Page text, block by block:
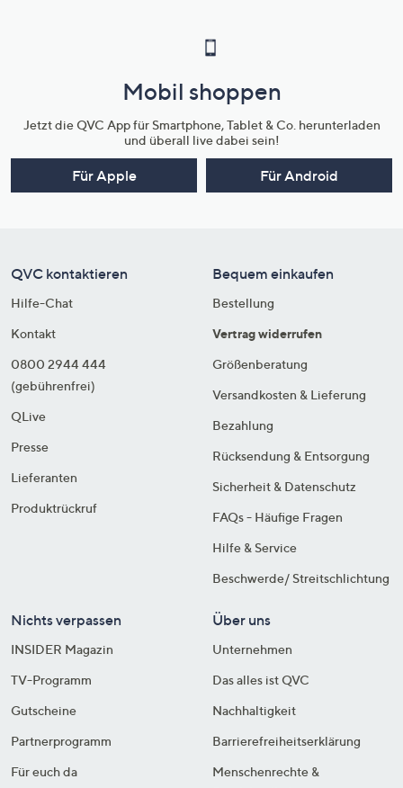
Mobil shoppen
Jetzt die QVC App für Smartphone, Tablet & Co. herunterladen
und überall live dabei sein!
Für Apple Für Android
QVC kontaktieren
Hilfe-Chat
Kontakt
0800 2944 444
(gebührenfrei)
QLive
Presse
Lieferanten
Produktrückruf
Bequem einkaufen
Bestellung
Vertrag widerrufen
Größenberatung
Versandkosten & Lieferung
Bezahlung
Rücksendung & Entsorgung
Sicherheit & Datenschutz
FAQs - Häufige Fragen
Hilfe & Service
Beschwerde/ Streitschlichtung
Nichts verpassen
INSIDER Magazin
TV-Programm
Gutscheine
Partnerprogramm
Für euch da
Über uns
Unternehmen
Das alles ist QVC
Nachhaltigkeit
Barrierefreiheitserklärung
Menschenrechte &